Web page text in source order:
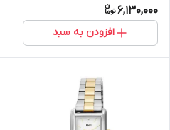
6,130,000
افزودن به سبد